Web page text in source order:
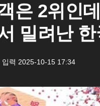
은 2위인
밀려난 한
입력 2025-10-15 17:34